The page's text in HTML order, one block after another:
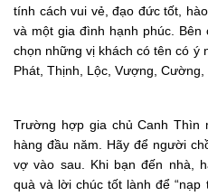
tính cách vui vẻ, đạo đức tốt,
và một gia đình hạnh phúc.
chọn những vị khách có tên có ý
Phát, Thịnh, Lộc, Vượng, Cường,
Trường hợp gia chủ Canh
hàng đầu năm. Hãy để người
vợ vào sau. Khi bạn đến nhà,
quà và lời chúc tốt lành để “nạp